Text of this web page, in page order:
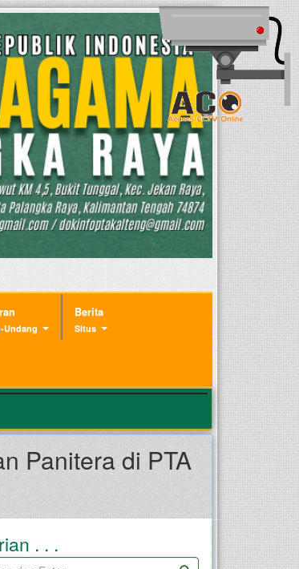
Undang
Berita
Situs
Panitera di PTA
. . .